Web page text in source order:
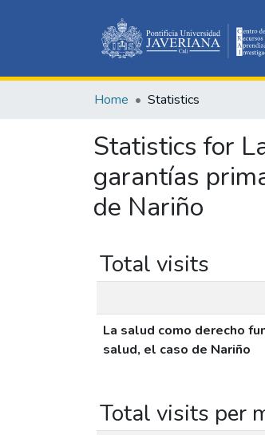
Home Statistics
Statistics for
garantías
de Nariño
Total visits
La salud como derecho
salud, el caso de Nariño
Total visits per